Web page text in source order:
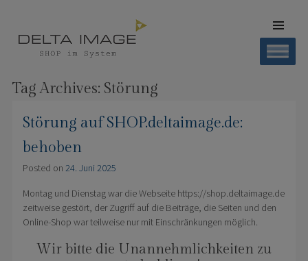
CONTENT
Tag Archives: Störung
Störung auf SHOP.deltaimage.de:
behoben
Posted on 24. Juni 2025
Montag und Dienstag war die Webseite https://shop.deltaimage.de
zeitweise gestört, der Zugriff auf die Beiträge, die Seiten und den
Online-Shop war teilweise nur mit Einschränkungen möglich.
Wir bitte die Unannehmlichkeiten zu